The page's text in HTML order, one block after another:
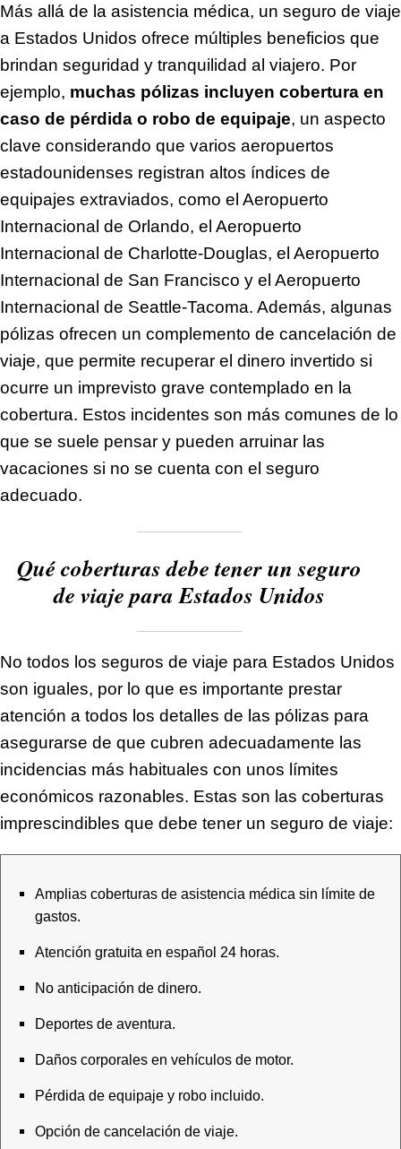
Más allá de la asistencia médica, un seguro de viaje
a Estados Unidos ofrece múltiples beneficios que
brindan seguridad y tranquilidad al viajero. Por
ejemplo, muchas pólizas incluyen cobertura en
caso de pérdida o robo de equipaje, un aspecto
clave considerando que varios aeropuertos
estadounidenses registran altos índices de
equipajes extraviados, como el Aeropuerto
Internacional de Orlando, el Aeropuerto
Internacional de Charlotte-Douglas, el Aeropuerto
Internacional de San Francisco y el Aeropuerto
Internacional de Seattle-Tacoma. Además, algunas
pólizas ofrecen un complemento de cancelación de
viaje, que permite recuperar el dinero invertido si
ocurre un imprevisto grave contemplado en la
cobertura. Estos incidentes son más comunes de lo
que se suele pensar y pueden arruinar las
vacaciones si no se cuenta con el seguro
adecuado.
Qué coberturas debe tener un seguro
de viaje para Estados Unidos
No todos los seguros de viaje para Estados Unidos
son iguales, por lo que es importante prestar
atención a todos los detalles de las pólizas para
asegurarse de que cubren adecuadamente las
incidencias más habituales con unos límites
económicos razonables. Estas son las coberturas
imprescindibles que debe tener un seguro de viaje:
Amplias coberturas de asistencia médica sin límite de
gastos.
Atención gratuita en español 24 horas.
No anticipación de dinero.
Deportes de aventura.
Daños corporales en vehículos de motor.
Pérdida de equipaje y robo incluido.
Opción de cancelación de viaje.